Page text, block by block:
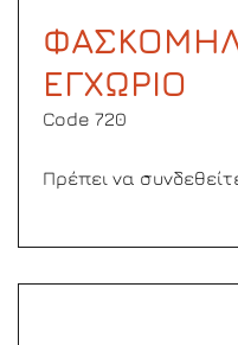
ΕΓΧΩΡΙΟ
Code 720
Πρέπει να